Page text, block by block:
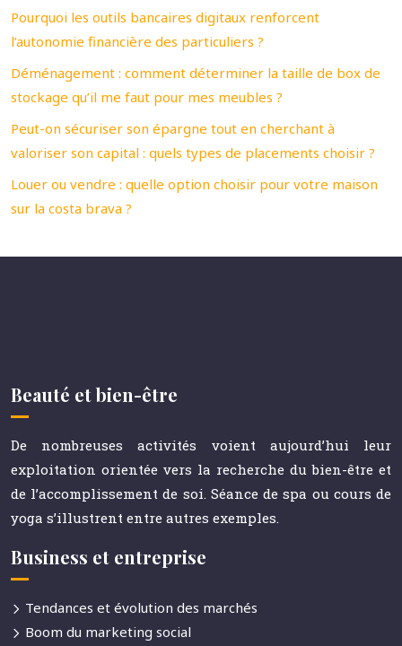
Pourquoi les outils bancaires digitaux renforcent
l’autonomie financière des particuliers ?
Déménagement : comment déterminer la taille de box de
stockage qu’il me faut pour mes meubles ?
Peut-on sécuriser son épargne tout en cherchant à
valoriser son capital : quels types de placements choisir ?
Louer ou vendre : quelle option choisir pour votre maison
sur la costa brava ?
Beauté et bien-être
De nombreuses activités voient aujourd’hui leur
exploitation orientée vers la recherche du bien-être et
de l’accomplissement de soi. Séance de spa ou cours de
yoga s’illustrent entre autres exemples.
Business et entreprise
Tendances et évolution des marchés
Boom du marketing social